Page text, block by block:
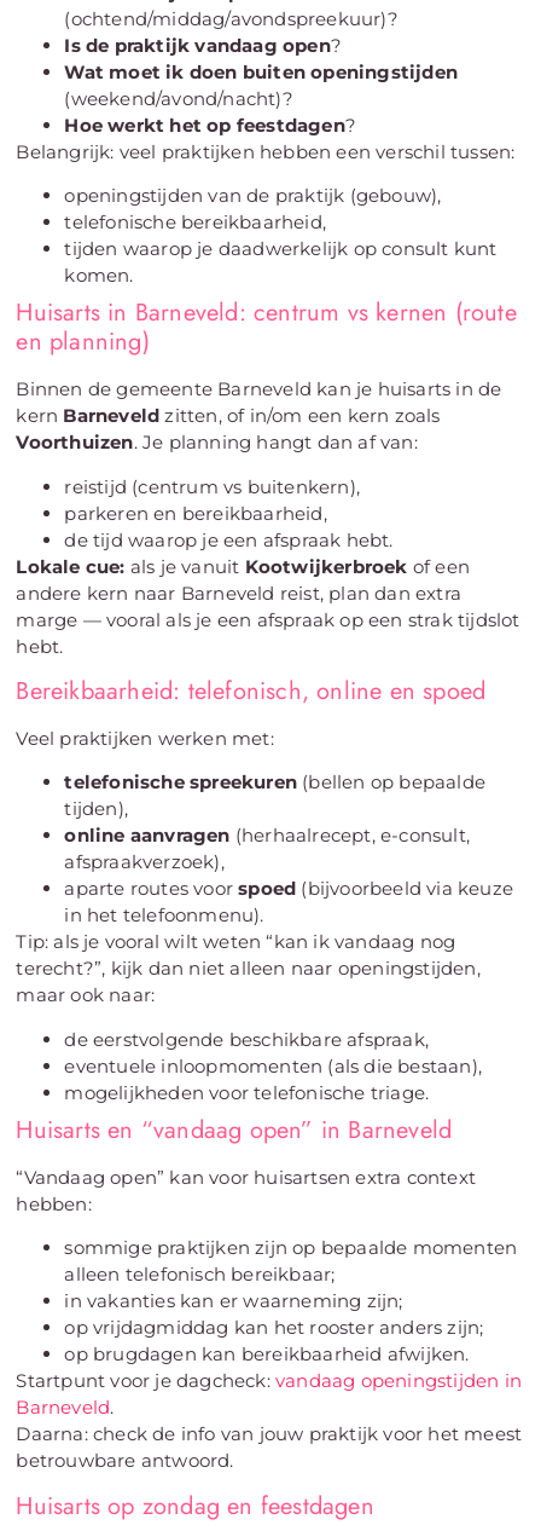
(ochtend/middag/avondspreekuur)?
Is de praktijk vandaag open?
Wat moet ik doen buiten openingstijden
(weekend/avond/nacht)?
Hoe werkt het op feestdagen?
Belangrijk: veel praktijken hebben een verschil tussen:
openingstijden van de praktijk (gebouw),
telefonische bereikbaarheid,
tijden waarop je daadwerkelijk op consult kunt
komen.
Huisarts in Barneveld: centrum vs kernen (route
en planning)
Binnen de gemeente Barneveld kan je huisarts in de
kern Barneveld zitten, of in/om een kern zoals
Voorthuizen. Je planning hangt dan af van:
reistijd (centrum vs buitenkern),
parkeren en bereikbaarheid,
de tijd waarop je een afspraak hebt.
Lokale cue: als je vanuit Kootwijkerbroek of een
andere kern naar Barneveld reist, plan dan extra
marge — vooral als je een afspraak op een strak tijdslot
hebt.
Bereikbaarheid: telefonisch, online en spoed
Veel praktijken werken met:
telefonische spreekuren (bellen op bepaalde
tijden),
online aanvragen (herhaalrecept, e-consult,
afspraakverzoek),
aparte routes voorspoed (bijvoorbeeld via keuze
in het telefoonmenu).
Tip: als je vooral wilt weten “kan ik vandaag nog
terecht?”, kijk dan niet alleen naar openingstijden,
maar ook naar:
de eerstvolgende beschikbare afspraak,
eventuele inloopmomenten (als die bestaan),
mogelijkheden voor telefonische triage.
Huisarts en “vandaag open” in Barneveld
“Vandaag open” kan voor huisartsen extra context
hebben:
sommige praktijken zijn op bepaalde momenten
alleen telefonisch bereikbaar;
in vakanties kan er waarneming zijn;
op vrijdagmiddag kan het rooster anders zijn;
op brugdagen kan bereikbaarheid afwijken.
Startpunt voor je dagcheck:vandaag openingstijden in
Barneveld.
Daarna: check de info van jouw praktijk voor het meest
betrouwbare antwoord.
Huisarts op zondag en feestdagen